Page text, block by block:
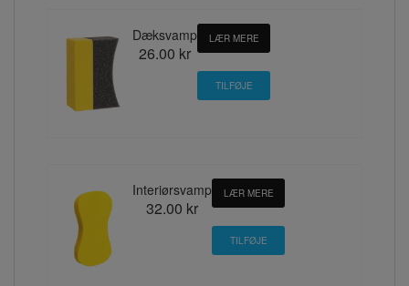
Dæksvamp
26.00 kr
LÆR MERE
Interiørsvamp
32.00 kr
LÆR MERE